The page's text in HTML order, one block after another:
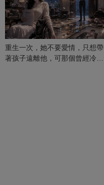
重生一次，她不要愛情，只想帶
著孩子遠離他，可那個曾經冷漠